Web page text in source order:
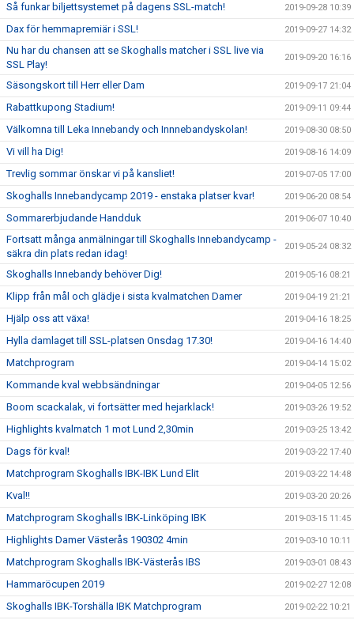
Så funkar biljettsystemet på dagens SSL-match! 2019-09-28 10:39
Dax för hemmapremiär i SSL! 2019-09-27 14:32
Nu har du chansen att se Skoghalls matcher i SSL live via
SSL Play!
2019-09-20 16:16
Säsongskort till Herr eller Dam 2019-09-17 21:04
Rabattkupong Stadium! 2019-09-11 09:44
Välkomna till Leka Innebandy och Innnebandyskolan! 2019-08-30 08:50
Vi vill ha Dig! 2019-08-16 14:09
Trevlig sommar önskar vi på kansliet! 2019-07-05 17:00
Skoghalls Innebandycamp 2019 - enstaka platser kvar! 2019-06-20 08:54
Sommarerbjudande Handduk 2019-06-07 10:40
Fortsatt många anmälningar till Skoghalls Innebandycamp -
säkra din plats redan idag!
2019-05-24 08:32
Skoghalls Innebandy behöver Dig! 2019-05-16 08:21
Klipp från mål och glädje i sista kvalmatchen Damer 2019-04-19 21:21
Hjälp oss att växa! 2019-04-16 18:25
Hylla damlaget till SSL-platsen Onsdag 17.30! 2019-04-16 14:40
Matchprogram 2019-04-14 15:02
Kommande kval webbsändningar 2019-04-05 12:56
Boom scackalak, vi fortsätter med hejarklack! 2019-03-26 19:52
Highlights kvalmatch 1 mot Lund 2,30min 2019-03-25 13:42
Dags för kval! 2019-03-22 17:40
Matchprogram Skoghalls IBK-IBK Lund Elit 2019-03-22 14:48
Kval!! 2019-03-20 20:26
Matchprogram Skoghalls IBK-Linköping IBK 2019-03-15 11:45
Highlights Damer Västerås 190302 4min 2019-03-10 10:11
Matchprogram Skoghalls IBK-Västerås IBS 2019-03-01 08:43
Hammaröcupen 2019 2019-02-27 12:08
Skoghalls IBK-Torshälla IBK Matchprogram 2019-02-22 10:21